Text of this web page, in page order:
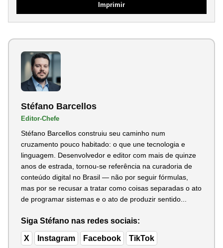
Imprimir
Stéfano Barcellos
Editor-Chefe
Stéfano Barcellos construiu seu caminho num
cruzamento pouco habitado: o que une tecnologia e
linguagem. Desenvolvedor e editor com mais de quinze
anos de estrada, tornou-se referência na curadoria de
conteúdo digital no Brasil — não por seguir fórmulas,
mas por se recusar a tratar como coisas separadas o ato
de programar sistemas e o ato de produzir sentido...
Siga Stéfano nas redes sociais:
X Instagram Facebook TikTok